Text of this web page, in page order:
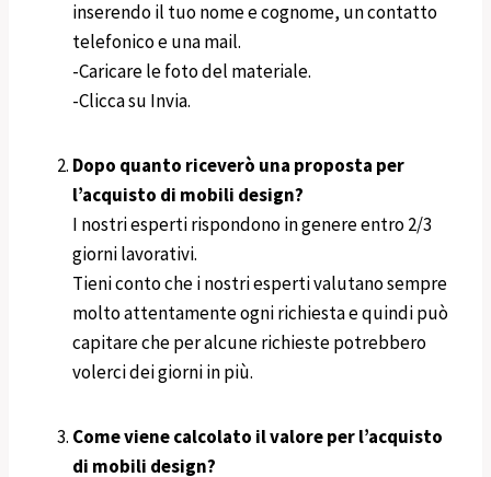
inserendo il tuo nome e cognome, un contatto
telefonico e una mail.
-Caricare le foto del materiale.
-Clicca su Invia.
Dopo quanto riceverò una proposta per
l’acquisto di mobili design?
I nostri esperti rispondono in genere entro 2/3
giorni lavorativi.
Tieni conto che i nostri esperti valutano sempre
molto attentamente ogni richiesta e quindi può
capitare che per alcune richieste potrebbero
volerci dei giorni in più.
Come viene calcolato il valore per l’acquisto
di mobili design?